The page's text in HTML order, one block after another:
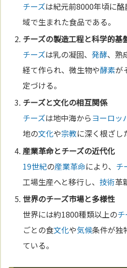
チーズは紀元前8000年頃に
域で生まれた食品である。
チーズの製造工程と科学的基
チーズは乳の凝固、発酵、熟
経て作られ、微生物や酵素が
定づける。
チーズと文化の相互関係
チーズは地中海からヨーロッ
地の文化や宗教に深く根ざし
産業革命とチーズの近代化
19世紀の産業革命により、 チ
工場生産へと移行し、技術革
世界のチーズ市場と多様性
世界には約1800種類以上の
ごとの食文化や気候条件が独
ている。